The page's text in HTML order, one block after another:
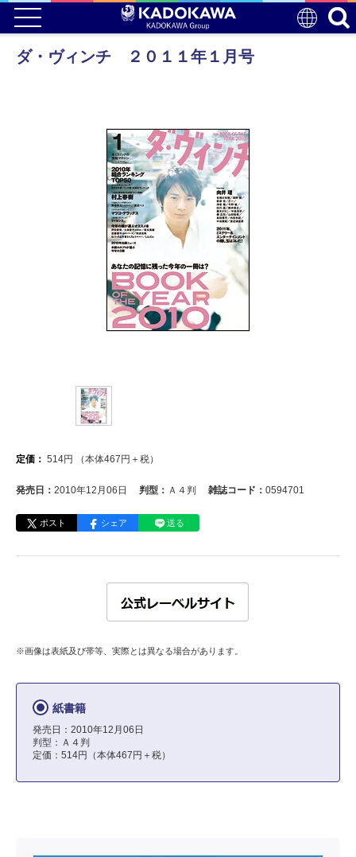
ダ・ヴィンチ ２０１１年１月号
定価： 514円 （本体467 円＋税）
発売日： 2010年12月06日 判型： Ａ４判 雑誌コード： 0594701
ポスト シェア 送る
※画像は表紙及び帯等、実際とは異なる場合があります。
紙書籍
発売日：2010年12月06日
判型：Ａ４判
定価：514円（本体467円＋税）